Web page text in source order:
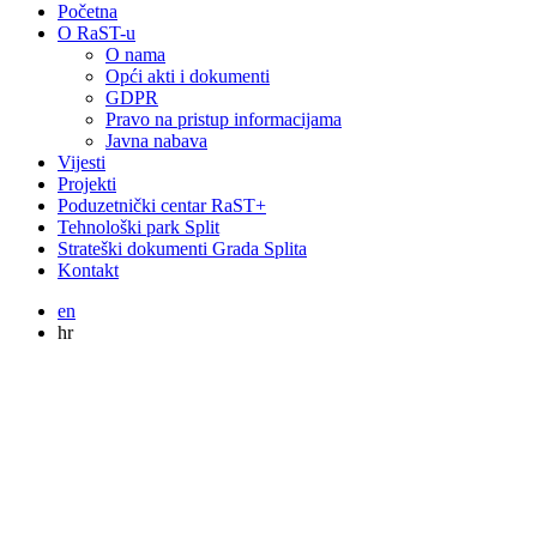
Početna
O RaST-u
O nama
Opći akti i dokumenti
GDPR
Pravo na pristup informacijama
Javna nabava
Vijesti
Projekti
Poduzetnički centar RaST+
Tehnološki park Split
Strateški dokumenti Grada Splita
Kontakt
en
hr